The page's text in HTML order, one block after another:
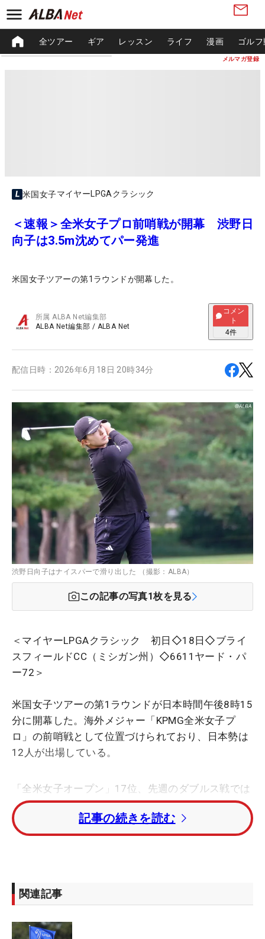
メルマガ登録
全ツアー ギア レッスン ライフ 漫画 ゴル
米国女子マイヤーLPGAクラシック
＜速報＞全米女子プロ前哨戦が開幕 渋野日
向子は3.5m沈めてパー発進
米国女子ツアーの第1ラウンドが開幕した。
所属ALBA Net編集部
ALBA Net編集部 / ALBA Net
コメン
ト
4件
配信日時： 2026年6月18日 20時34分
渋野日向子はナイスパーで滑り出した （撮影：ALBA）
この記事の写真1枚を見る
＜マイヤーLPGAクラシック 初日◇18日◇ブライ
スフィールドCC（ミシガン州）◇6611ヤード・パ
ー72＞
米国女子ツアーの第1ラウンドが日本時間午後8時15
分に開幕した。海外メジャー「KPMG全米女子プ
ロ」の前哨戦として位置づけられており、日本勢は
12人が出場している。
「全米女子オープン」17位、先週のダブルス戦では
5位と上り調子の渋野日向子は、アウトコースの第1
組でティオフを迎えた。
かまった。アプローチを約3.5メートルにつけると、
続くパットを沈めてパー発進を決めた。
櫻井心那は現在、10番パー5をプレーしている。こ
記事の続きを読む
関連記事